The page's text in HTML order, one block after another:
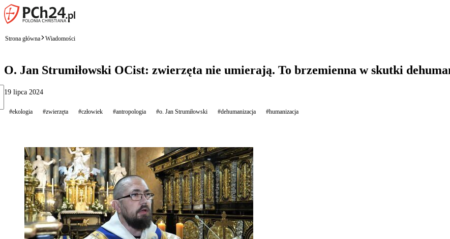
Strona główna Wiadomości
O. Jan Strumiłowski OCist: zwierzęta nie umierają. To brzemienna w skutki
19 lipca 2024
#ekologia #zwierzęta #człowiek #antropologia #o. Jan Strumiłowski #dehumanizacja #humanizacja